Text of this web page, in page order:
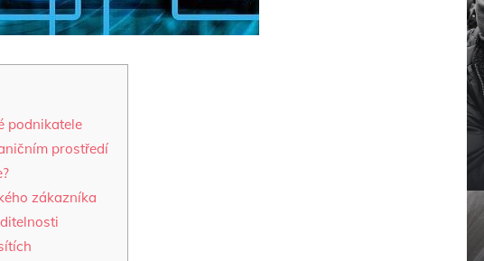
podnikatele
prostředí
zákazníka